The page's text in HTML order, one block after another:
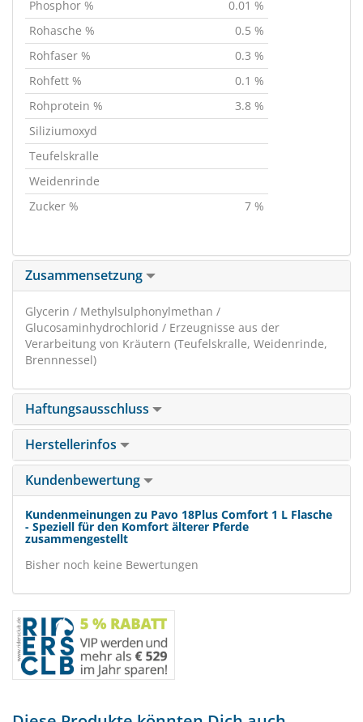
Phosphor %
0.01 %
Rohasche %
0.5 %
Rohfaser %
0.3 %
Rohfett %
0.1 %
Rohprotein %
3.8 %
Siliziumoxyd
Teufelskralle
Weidenrinde
Zucker %
7 %
Zusammensetzung
Glycerin / Methylsulphonylmethan /
Glucosaminhydrochlorid / Erzeugnisse aus der
Verarbeitung von Kräutern (Teufelskralle, Weidenrinde,
Brennnessel)
Haftungsausschluss
Herstellerinfos
Kundenbewertung
Kundenmeinungen zu Pavo 18Plus Comfort 1 L Flasche
- Speziell für den Komfort älterer Pferde
zusammengestellt
Bisher noch keine Bewertungen